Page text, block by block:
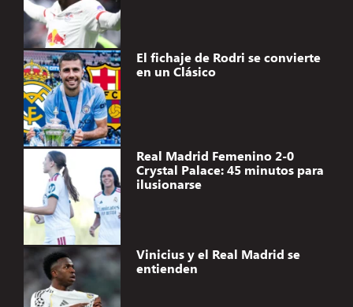
El fichaje de Rodri se convierte
en un Clásico
Real Madrid Femenino 2-0
Crystal Palace: 45 minutos para
ilusionarse
Vinicius y el Real Madrid se
entienden